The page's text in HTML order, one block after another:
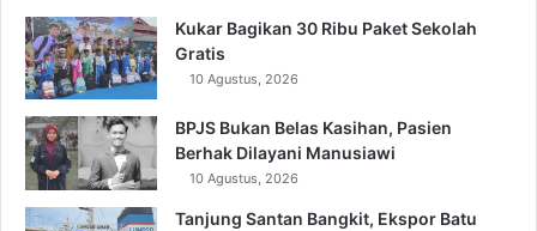
Kukar Bagikan 30 Ribu Paket Sekolah
Gratis
10 Agustus, 2026
BPJS Bukan Belas Kasihan, Pasien
Berhak Dilayani Manusiawi
10 Agustus, 2026
Tanjung Santan Bangkit, Ekspor Batu